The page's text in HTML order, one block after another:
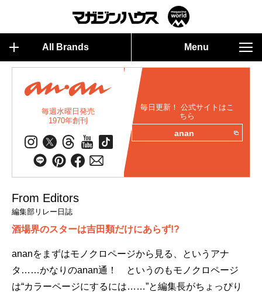
All Brands Menu
毎週水曜日発売
1970年創刊
毎日更新！ 公式サイトはこ
ちら
anan
From Editors
編集部リレー日誌
酒場界のスターは吉田類だけにあらず!?
ananをまずはモノクロページから見る、というアナ
タ……かなりのanan通！ というのもモノクロページ
は“カラーページにするには……”と編集長がちょっぴり